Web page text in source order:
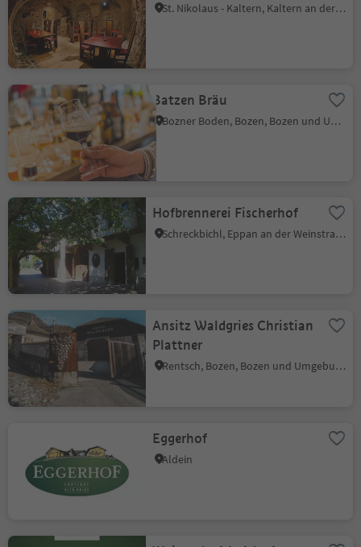
St. Nikolaus - Kaltern, Kaltern an der Weinstraße, Südtiroler Weinstraße
Batzen Bräu
Bozner Boden, Bozen, Bozen und Umgebung
Hofbrennerei Fischerhof
Schreckbichl, Eppan an der Weinstraße, Südtiroler Weinstraße
Ansitz Waldgries Christian
Plattner
Rentsch, Bozen, Bozen und Umgebung
Eggerhof
Aldein